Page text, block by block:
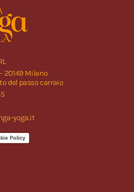
20149 Milano
del passo carraio
yoga.it
Policy